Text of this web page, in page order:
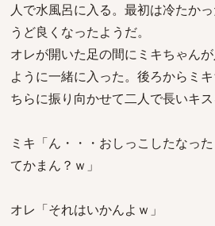
人で水風呂に入る。最初は冷たか
うど良くなったようだ。
オレが開いた足の間にミキちゃん
ように一緒に入った。後ろからミ
ちらに振り向かせて二人で長いキス
ミキ「ん・・・おしっこしたなっ
てかまん？ｗ」
オレ「それはいかんよｗ」